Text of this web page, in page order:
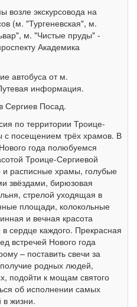
возле экскурсовода на
(м. "Тургеневская", м.
м. "Чистые пруды" -
Академика
автобуса от м.
информация.
Сергиев Посад.
по территории Троице-
с посещением трёх храмов. В
года полюбуемся
Троице-Сергиевой
расписные храмы, голубые
звёздами, бирюзовая
стрелой уходящая в
площади, колокольные
и вечная красота
сердце каждого. Прекрасная
встречей Нового года
– поставить свечи за
родных людей,
подойти к мощам святого
об исполнении самых
в жизни.